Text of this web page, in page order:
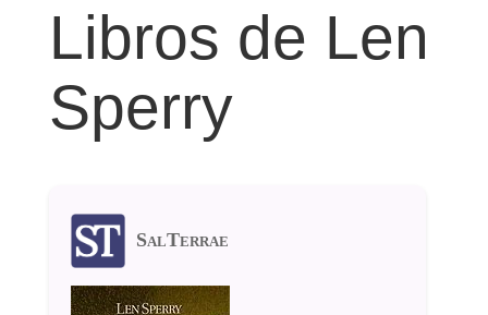
Libros de Len
Sperry
SalTerrae